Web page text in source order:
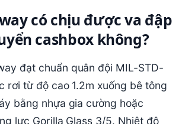
có chịu được va đập
cashbox không?
đạt chuẩn quân đội MIL-STD-
rơi từ độ cao 1.2m xuống bê tông
bằng nhựa gia cường hoặc
lực Gorilla Glass 3/5. Nhiệt độ